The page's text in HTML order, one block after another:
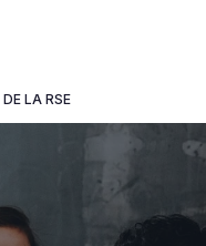
LA RSE